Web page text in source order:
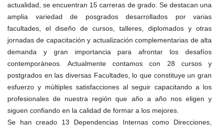
actualidad, se encuentran 15 carreras de grado. Se destacan una
amplia variedad de posgrados desarrollados por varias
facultades, el diseño de cursos, talleres, diplomados y otras
jornadas de capacitación y actualización complementarias de alta
demanda y gran importancia para afrontar los desafíos
contemporáneos. Actualmente contamos con 28 cursos y
postgrados en las diversas Facultades, lo que constituye un gran
esfuerzo y múltiples satisfacciones al seguir capacitando a los
profesionales de nuestra región que año a año nos eligen y
siguen confiando en la calidad de formar a los mejores.
Se han creado 13 Dependencias Internas como Direcciones,